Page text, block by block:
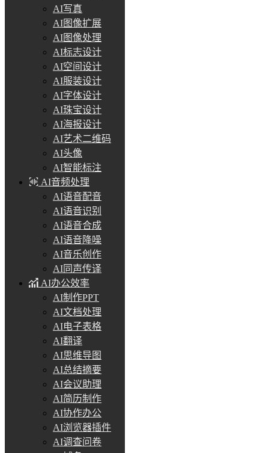
AI写真
AI图像扩展
AI图像处理
AI标志设计
AI空间设计
AI服装设计
AI字体设计
AI珠宝设计
AI海报设计
AI艺术二维码
AI头像
AI智能标注
AI音频处理
AI语音配音
AI语音识别
AI语音合成
AI语音降噪
AI音乐创作
AI同声传译
AI办公效率
AI制作PPT
AI文档处理
AI电子表格
AI翻译
AI思维导图
AI总结摘要
AI会议助理
AI简历制作
AI协作办公
AI浏览器插件
AI调查问卷